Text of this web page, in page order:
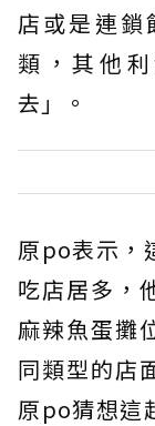
店或是連鎖
類，其他
去」。
原po表示，
吃店居多，
麻辣魚蛋攤
同類型的店
原po猜想這